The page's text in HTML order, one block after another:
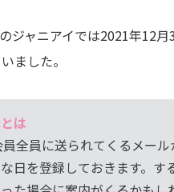
ジャニアイでは2021年12
ました。
は
員全員に送られてくるメー
日を登録しておきます。す